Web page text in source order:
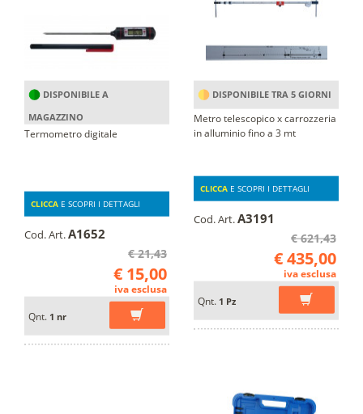
DISPONIBILE A
MAGAZZINO
Termometro digitale
CLICCA E SCOPRI I DETTAGLI
Cod. Art.A1652
€ 21,43
€ 15,00
iva esclusa
Qnt. 1 nr
DISPONIBILE TRA 5 GIORNI
Metro telescopico x carrozzeria
in alluminio fino a 3 mt
CLICCA E SCOPRI I DETTAGLI
Cod. Art.A3191
€ 621,43
€ 435,00
iva esclusa
Qnt. 1 Pz